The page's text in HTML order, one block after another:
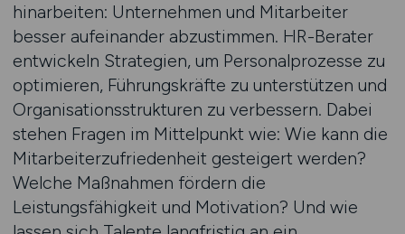
hinarbeiten: Unternehmen und Mitarbeiter
besser aufeinander abzustimmen. HR-Berater
entwickeln Strategien, um Personalprozesse zu
optimieren, Führungskräfte zu unterstützen und
Organisationsstrukturen zu verbessern. Dabei
stehen Fragen im Mittelpunkt wie: Wie kann die
Mitarbeiterzufriedenheit gesteigert werden?
Welche Maßnahmen fördern die
Leistungsfähigkeit und Motivation? Und wie